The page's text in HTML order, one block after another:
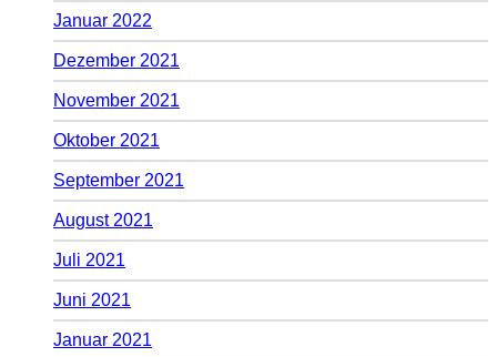
Januar 2022
Dezember 2021
November 2021
Oktober 2021
September 2021
August 2021
Juli 2021
Juni 2021
Januar 2021